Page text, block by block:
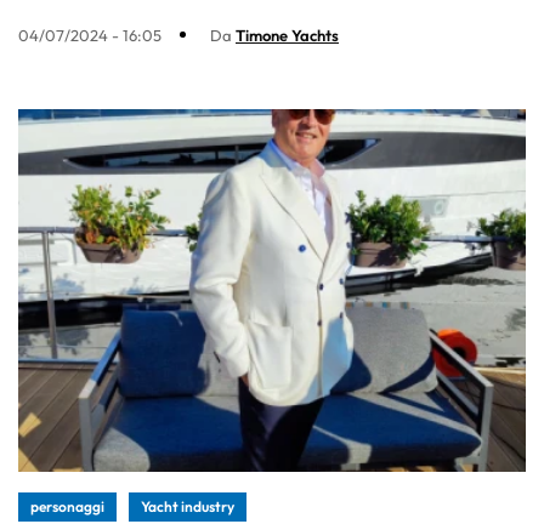
04/07/2024 - 16:05 Da Timone Yachts
personaggi Yacht industry